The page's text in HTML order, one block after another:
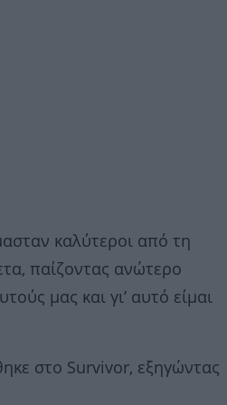
καλύτεροι από τη
παίζοντας ανώτερο
μας και γι’ αυτό είμαι
στο Survivor, εξηγώντας